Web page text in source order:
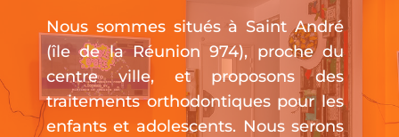
Nous sommes situés à Saint André
(île de la Réunion 974), proche du
centre ville, et proposons des
traitements orthodontiques pour les
enfants et adolescents. Nous serons